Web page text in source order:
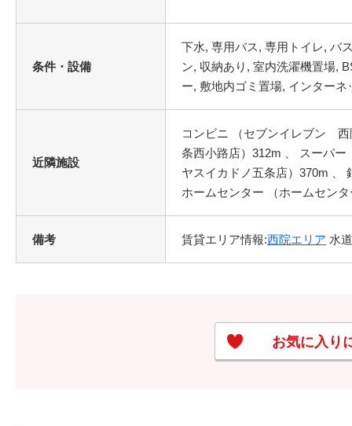
条件・設備
近隣施設
コンビニ （セブンイレブン
条西小路店）312m 、 スーパ
ヤスイカドノ五条店）370m 、
ホームセンター （ホームセン
備考 賃貸エリア情報:西院エリア 水
お気に入り